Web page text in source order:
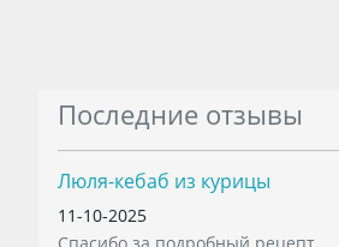
Последние отзывы
Люля-кебаб из курицы
11-10-2025